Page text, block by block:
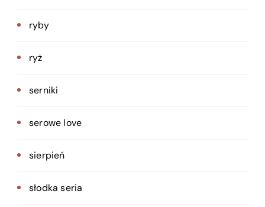
ryby
ryż
serniki
serowe love
sierpień
słodka seria